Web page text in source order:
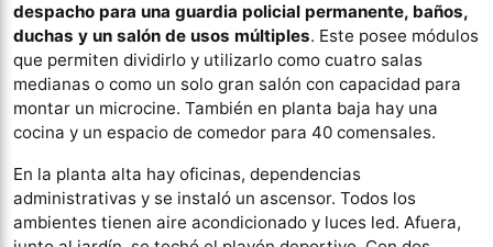
despacho para una guardia policial permanente, baños,
duchas y un salón de usos múltiples. Este posee módulos
que permiten dividirlo y utilizarlo como cuatro salas
medianas o como un solo gran salón con capacidad para
montar un microcine. También en planta baja hay una
cocina y un espacio de comedor para 40 comensales.
En la planta alta hay oficinas, dependencias
administrativas y se instaló un ascensor. Todos los
ambientes tienen aire acondicionado y luces led. Afuera,